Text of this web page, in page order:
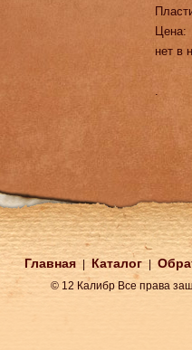
Цена:
нет в
.
Главная Каталог
© 12 Калибр Все права